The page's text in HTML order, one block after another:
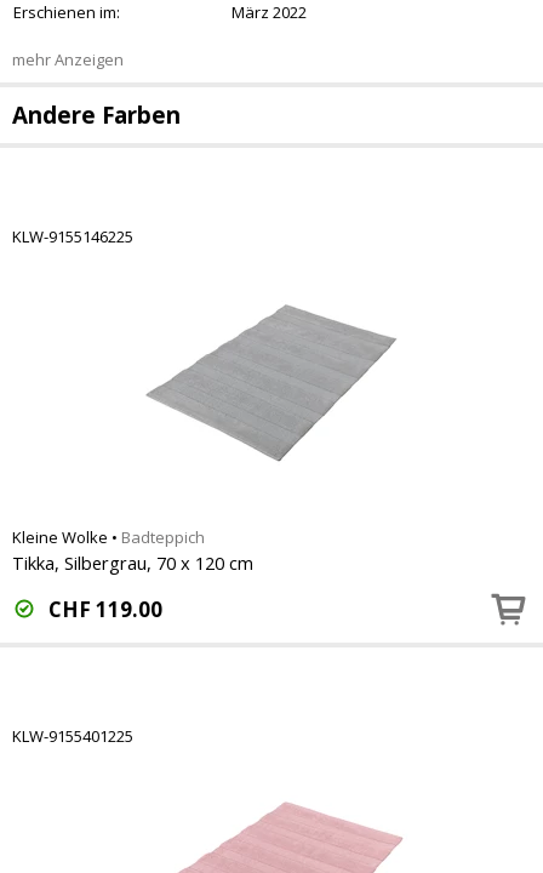
Erschienen im:
März 2022
mehr Anzeigen
Andere Farben
KLW-9155146225
Kleine Wolke • Badteppich
Tikka, Silbergrau, 70 x 120 cm
CHF 119.00
KLW-9155401225